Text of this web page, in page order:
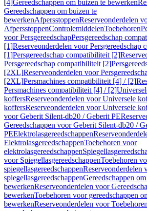
[4]Gereedschappen om buizen te bewerken
Gereedschappen om buizen te
bewerkenAfpersstoppenReserveonderdelen
AfpersstoppenControlemiddelenToebehoren
voor PersgereedschapPersgereedschap
[1]Reserveonderdelen voor Persgereedschap
[1]Persgereedschap compatibiliteit [2]
Persgereedschap compatibiliteit [2]
[2XL]Reserveonderdelen voor
[2XL]Persmachines compatibiliteit [4] / [2]
Persmachines compatibiliteit [4] / [2]
koffersReserveonderdelen voor Universele
koffersReserveonderdelen voor Universele
voor Geberit Silent-db20 / Geberit PE
Gereedschappen voor Geberit Silent-db20 /
PEElektrolasgereedschappen
ElektrolasgereedschappenToebehoren voor
elektrolasgereedschappen
voor SpiegellasgereedschappenToebehoren
spiegellasgereedschappenReserveonderdelen
spiegellasgereedschappenGereedschappen
bewerkenReserveonderdelen voor
bewerkenToebehoren voor gereedschappen
bewerkenReserveonderdelen voor